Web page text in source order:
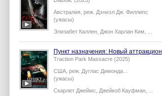
Австралия, реж. Дэниэл Дж. Филлипс
(ужасы)
Элизабет Каллен Джон Харлан Ким
Пункт назначения: Новый аттракцион
Traction Park Massacre (2025)
США, реж. Дуглас Димонда
(ужасы)
Скарлет Джеймс
Джейкоб Кауфман